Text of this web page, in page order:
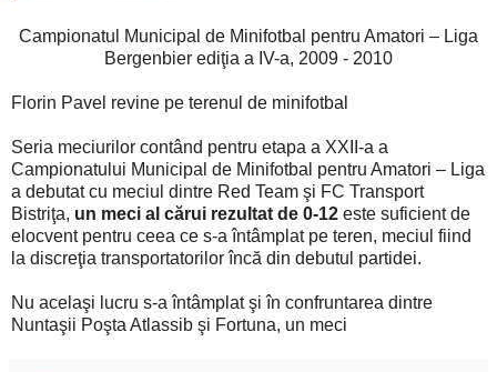
Campionatul Municipal de Minifotbal pentru Amatori – Liga
Bergenbier ediţia a IV-a, 2009 - 2010
Florin Pavel revine pe terenul de minifotbal
Seria meciurilor contând pentru etapa a XXII-a a
Campionatului Municipal de Minifotbal pentru Amatori – Liga
a debutat cu meciul dintre Red Team şi FC Transport
Bistriţa, un meci al cărui rezultat de 0-12 este suficient de
elocvent pentru ceea ce s-a întâmplat pe teren, meciul fiind
la discreţia transportatorilor încă din debutul partidei.
Nu acelaşi lucru s-a întâmplat şi în confruntarea dintre
Nuntaşii Poşta Atlassib şi Fortuna, un meci